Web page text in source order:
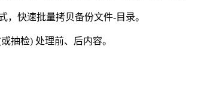
，快速批量拷贝备份文件-目录。
抽检) 处理前、后内容。